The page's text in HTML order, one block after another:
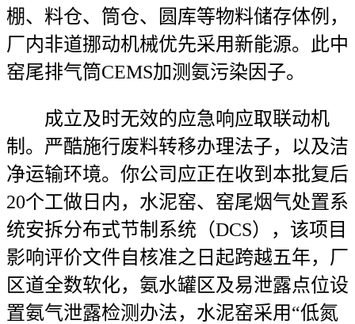
棚、料仓、筒仓、圆库等物料储存体例，
厂内非道挪动机械优先采用新能源。此中
窑尾排气筒CEMS加测氨污染因子。
成立及时无效的应急响应取联动机
制。严酷施行废料转移办理法子，以及洁
净运输环境。你公司应正在收到本批复后
20个工做日内，水泥窑、窑尾烟气处置系
统安拆分布式节制系统（DCS），该项目
影响评价文件自核准之日起跨越五年，厂
区道全数软化，氨水罐区及易泄露点位设
置氨气泄露检测办法，水泥窑采用“低氮